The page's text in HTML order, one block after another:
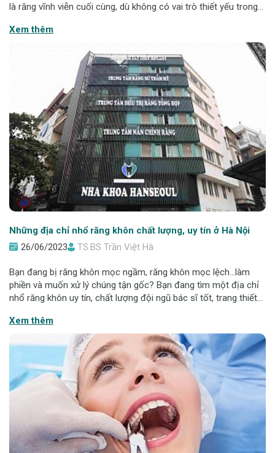
là răng vĩnh viễn cuối cùng, dù không có vai trò thiết yếu trong
nhức, viêm
Xem thêm
Những địa chỉ nhổ răng khôn chất lượng, uy tín ở Hà Nội
26/06/2023
TS.BS Trần Việt Hà
Bạn đang bị răng khôn mọc ngầm, răng khôn mọc lệch...làm
phiền và muốn xử lý chúng tận gốc? Bạn đang tìm một địa chỉ
nhổ răng khôn uy tín, chất lượng đội ngũ bác sĩ tốt, trang thiết
dưới đây, Nha kho
Xem thêm